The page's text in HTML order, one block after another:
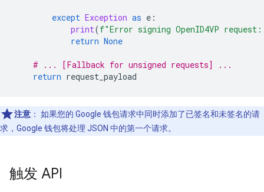
except Exception as e :
print(f"Error signing OpenID4VP
return None
# ... [Fallback for unsigned requests] ...
return request_payload
注意 ： 如果您的 Google 钱包请求中同时添加了已签名和未签名的请
求，Google 钱包将处理 JSON 中的第一个请求。
触发 API